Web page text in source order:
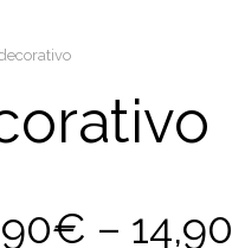
€ – 14,90